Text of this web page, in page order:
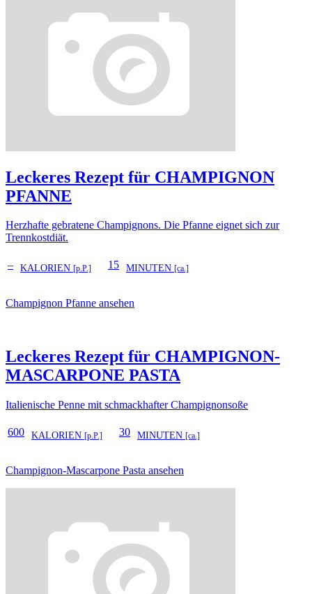
Leckeres Rezept für CHAMPIGNON
PFANNE
Herzhafte gebratene Champignons. Die Pfanne eignet sich zur
Trennkostdiät.
– KALORIEN [p.P.] 15 MINUTEN [ca.]
Champignon Pfanne ansehen
Leckeres Rezept für CHAMPIGNON-
MASCARPONE PASTA
Italienische Penne mit schmackhafter Champignonsoße
600 KALORIEN [p.P.] 30 MINUTEN [ca.]
Champignon-Mascarpone Pasta ansehen